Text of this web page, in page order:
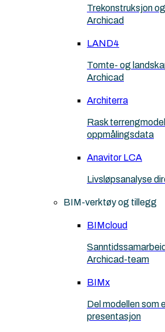
Trekonstruksjon
Archicad
LAND4
Tomte- og
Archicad
Architerra
Rask
oppmålingsdata
Anavitor LCA
Livsløpsanalyse
BIM-verktøy og tillegg
BIMcloud
Archicad-team
BIMx
Del modellen som
presentasjon